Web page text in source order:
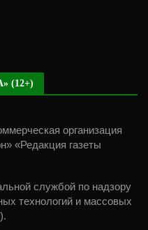
(12+)
организация
«Редакция газеты
службой по надзору
технологий и массовых